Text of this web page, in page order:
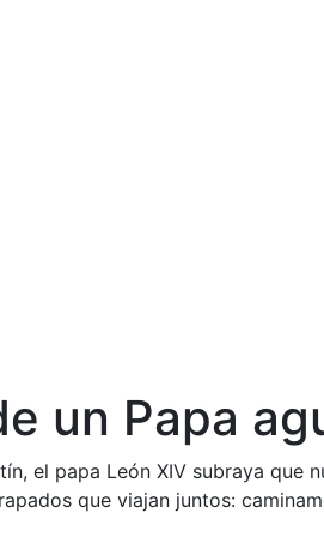
un Papa
el papa León XIV subraya que
que viajan juntos: